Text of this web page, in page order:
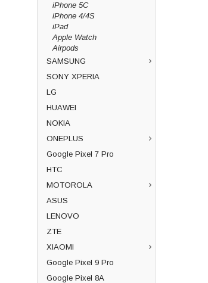
iPhone 5C
iPhone 4/4S
iPad
Apple Watch
Airpods
SAMSUNG
SONY XPERIA
LG
HUAWEI
NOKIA
ONEPLUS
Google Pixel 7 Pro
HTC
MOTOROLA
ASUS
LENOVO
ZTE
XIAOMI
Google Pixel 9 Pro
Google Pixel 8A